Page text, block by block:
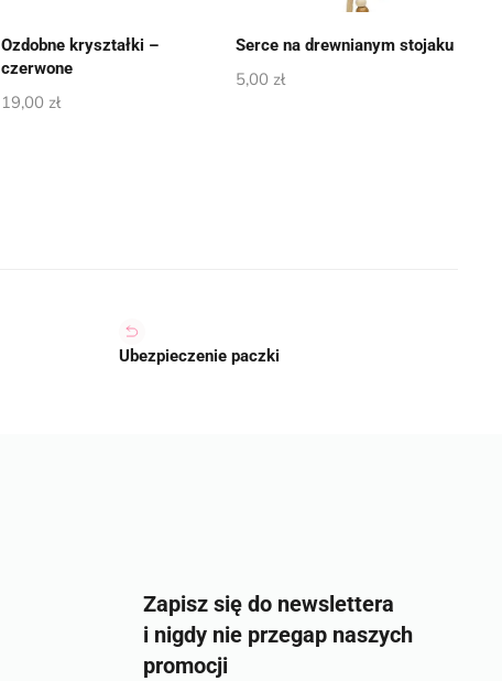
Ozdobne kryształki –
czerwone
19,00 zł
Serce na drewnianym stojaku
5,00 zł
Ubezpieczenie paczki
Zapisz się do newslettera
i nigdy nie przegap naszych
promocji